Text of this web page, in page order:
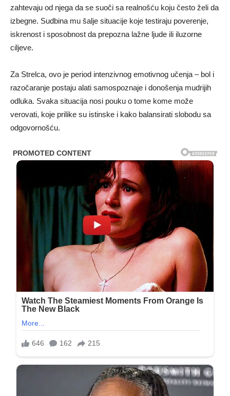
zahtevaju od njega da se suoči sa realnošću koju često želi da
izbegne. Sudbina mu šalje situacije koje testiraju poverenje,
iskrenost i sposobnost da prepozna lažne ljude ili iluzorne
ciljeve.
Za Strelca, ovo je period intenzivnog emotivnog učenja – bol i
razočaranje postaju alati samospoznaje i donošenja mudrijih
odluka. Svaka situacija nosi pouku o tome kome može
verovati, koje prilike su istinske i kako balansirati slobodu sa
odgovornošću.